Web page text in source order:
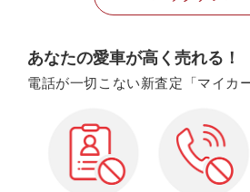
あなたの愛車が高く売れる！
電話が一切こない新査定「マイカ